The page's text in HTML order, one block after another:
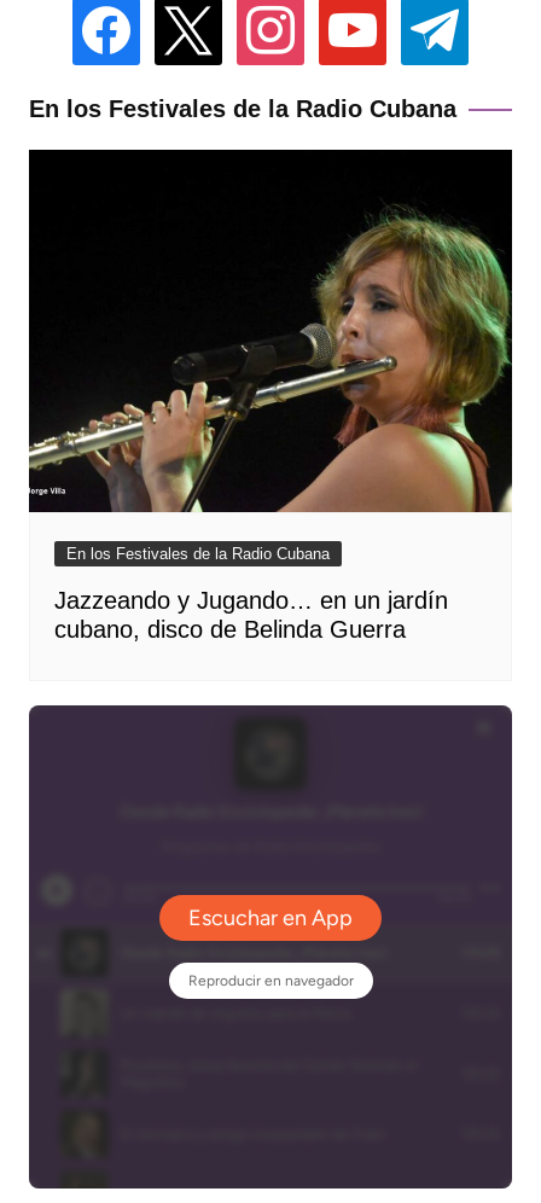
facebook instagram youtube telegram
En los Festivales de la Radio Cubana
En los Festivales de la Radio Cubana
Jazzeando y Jugando… en un jardín
cubano, disco de Belinda Guerra